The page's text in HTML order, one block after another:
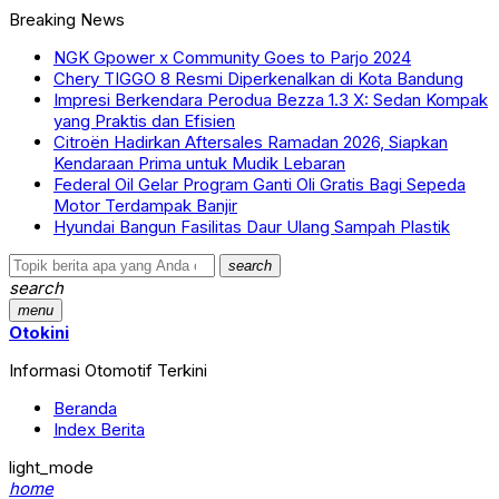
Breaking News
NGK Gpower x Community Goes to Parjo 2024
Chery TIGGO 8 Resmi Diperkenalkan di Kota Bandung
Impresi Berkendara Perodua Bezza 1.3 X: Sedan Kompak
yang Praktis dan Efisien
Citroën Hadirkan Aftersales Ramadan 2026, Siapkan
Kendaraan Prima untuk Mudik Lebaran
Federal Oil Gelar Program Ganti Oli Gratis Bagi Sepeda
Motor Terdampak Banjir
Hyundai Bangun Fasilitas Daur Ulang Sampah Plastik
search
search
menu
Otokini
Informasi Otomotif Terkini
Beranda
Index Berita
light_mode
home